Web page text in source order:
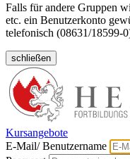
Falls für andere Gruppen
etc. ein Benutzerkonto
telefonisch (08631/18599-
schließen
Kursangebote
E-Mail/ Benutzername